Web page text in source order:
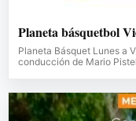
Planeta básquetbol
Planeta Básquet Lunes a
conducción de Mario